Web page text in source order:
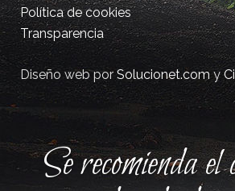
Política de cookies
Transparencia
Diseño web porSolucionet.comy
Se recomienda el